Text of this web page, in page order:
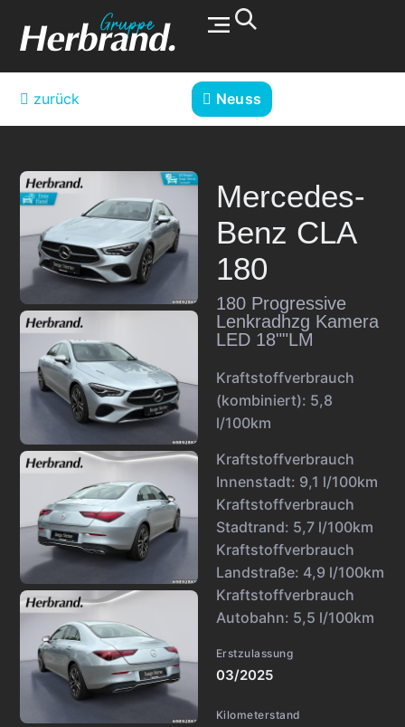
zurück Neuss
Mercedes-
Benz CLA
180
180 Progressive
Lenkradhzg Kamera
LED 18""LM
Kraftstoffverbrauch
(kombiniert): 5,8
l/100km
Kraftstoffverbrauch
Innenstadt: 9,1 l/100km
Kraftstoffverbrauch
Stadtrand: 5,7 l/100km
Kraftstoffverbrauch
Landstraße: 4,9 l/100km
Kraftstoffverbrauch
Autobahn: 5,5 l/100km
Erstzulassung
03/2025
Kilometerstand